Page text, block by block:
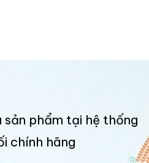
sản phẩm tại hệ thống
chính hãng